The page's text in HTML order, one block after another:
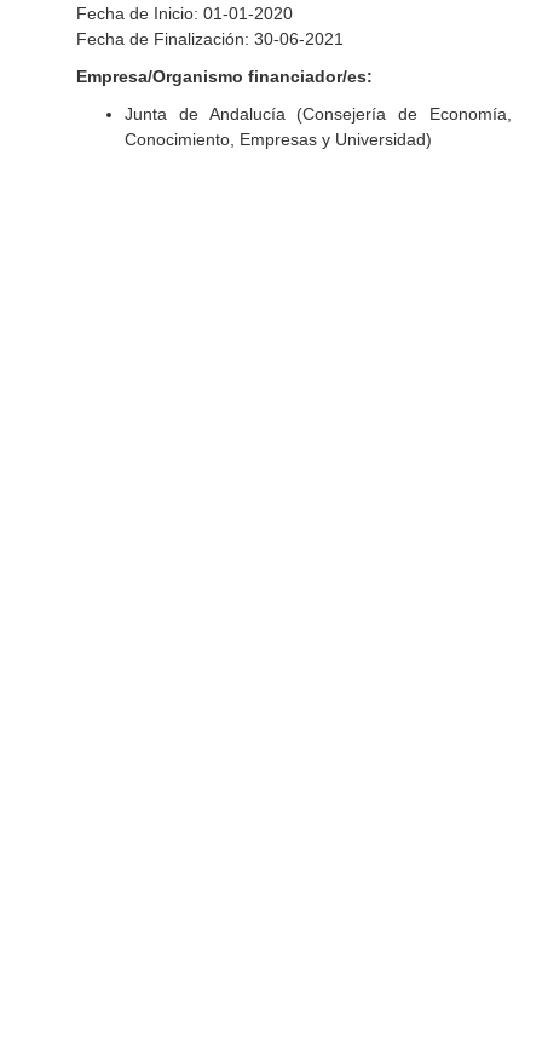
Fecha de Inicio: 01-01-2020
Fecha de Finalización: 30-06-2021
Empresa/Organismo financiador/es:
Junta de Andalucía (Consejería de Economía,
Conocimiento, Empresas y Universidad)